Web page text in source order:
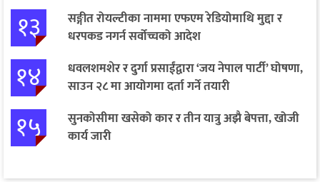
१३
सङ्गीत रोयल्टीका नाममा एफएम रेडियोमाथि मुद्दा र
धरपकड नगर्न सर्वोच्चको आदेश
१४
धवलशमशेर र दुर्गा प्रसाईंद्वारा ‘जय नेपाल पार्टी’ घोषणा,
साउन २८ मा आयोगमा दर्ता गर्ने तयारी
१५
सुनकोसीमा खसेको कार र तीन यात्रु अझै बेपत्ता, खोजी
कार्य जारी